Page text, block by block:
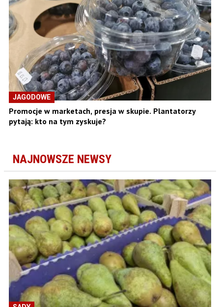
JAGODOWE
Promocje w marketach, presja w skupie. Plantatorzy
pytają: kto na tym zyskuje?
NAJNOWSZE NEWSY